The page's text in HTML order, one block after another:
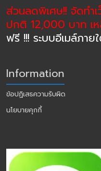
ส่วนลดพิเศษ!! จัดทำ
ปกติ 12,000 บาท เ
ฟรี !!! ระบบอีเมล์ภาย
Information
ข้อปฏิเสธความรับผิด
นโยบายคุกกี้